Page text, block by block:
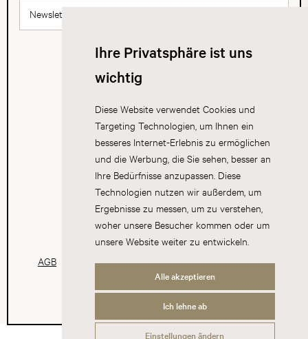
Ihre Privatsphäre ist uns
wichtig
Diese Website verwendet Cookies und
Targeting Technologien, um Ihnen ein
besseres Internet-Erlebnis zu ermöglichen
und die Werbung, die Sie sehen, besser an
Ihre Bedürfnisse anzupassen. Diese
Technologien nutzen wir außerdem, um
Ergebnisse zu messen, um zu verstehen,
woher unsere Besucher kommen oder um
unsere Website weiter zu entwickeln.
Alle akzeptieren
Ich lehne ab
Einstellungen ändern
Newsletter abonnieren
AGB Datenschutz Impressum Cookies